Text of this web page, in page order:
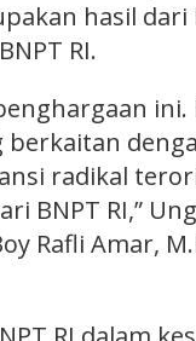
hasil dari
RI.
ini.
berkaitan
radikal
BNPT RI,”
Rafli Amar,